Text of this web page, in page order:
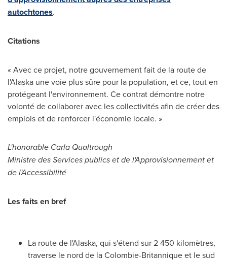
autochtones.
Citations
« Avec ce projet, notre gouvernement fait de la route de
l'Alaska une voie plus sûre pour la population, et ce, tout en
protégeant l'environnement. Ce contrat démontre notre
volonté de collaborer avec les collectivités afin de créer des
emplois et de renforcer l'économie locale. »
L'honorable Carla Qualtrough
Ministre des Services publics et de l'Approvisionnement et
de l'Accessibilité
Les faits en bref
La route de l'Alaska, qui s'étend sur 2 450 kilomètres,
traverse le nord de la Colombie-Britannique et le sud